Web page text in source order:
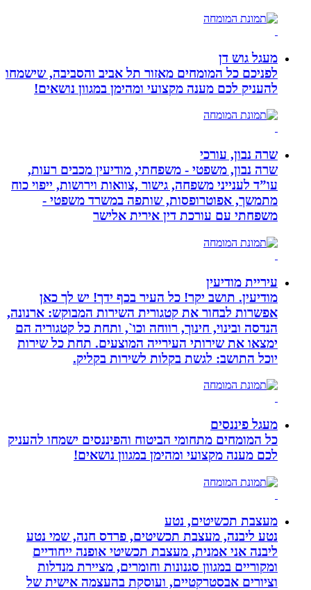
מעגל גוש דן
לפניכם כל המומחים מאזור תל אביב והסביבה, שישמחו
להעניק לכם מענה מקצועי ומהימן במגוון נושאים!
שרה נבון, עורכי
שרה נבון, משפטי - משפחתי, מודיעין מכבים רעות,
עו”ד לענייני משפחה, גישור ,צוואות וירושות, ייפוי כוח
מתמשך, אפוטרופסות, שותפה במשרד משפטי -
משפחתי עם עורכת דין אירית אלישר
עיריית מודיעין
מודיעין. תושב יקר! כל העיר בכף ידך! יש לך כאן
אפשרות לבחור את קטגורית השירות המבוקש: ארנונה,
הנדסה ובינוי, חינוך, רווחה וכו`, ותחת כל קטגוריה הם
ימצאו את שירותי העירייה המוצעים. תחת כל שירות
יוכל התושב: לגשת בקלות לשירות בקליק.
מעגל פיננסים
כל המומחים מתחומי הביטוח והפיננסים ישמחו להעניק
לכם מענה מקצועי ומהימן במגוון נושאים!
מעצבת תכשיטים, נטע
נטע ליבנה, מעצבת תכשיטים, פרדס חנה, שמי נטע
ליבנה אני אמנית, מעצבת תכשיטי אופנה ייחודיים
ומקוריים במגוון סגנונות וחומרים, מציירת מנדלות
וציורים אבסטרקטיים, ועוסקת בהעצמה אישית של